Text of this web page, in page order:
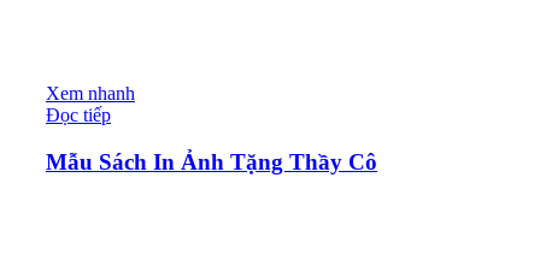
Xem nhanh
Đọc tiếp
Mẫu Sách In Ảnh Tặng Thầy Cô